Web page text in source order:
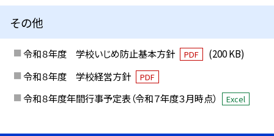
その他
令和８年度 学校いじめ防止基本方針 PDF
(200 KB)
令和８年度 学校経営方針
PDF
令和８年度年間行事予定表（令和７年度３月時点） Excel